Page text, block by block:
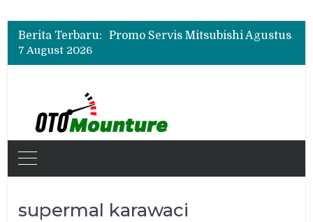
Berita Terbaru:
Bukan Cuma Layar 14,6 Inci, Ini Fitur Pintar Changan Nevo Q05 yang Dibanderol Rp309 Juta
Promo Servis Mitsubishi Agustus 2026, Ada Diskon ESP dan Bodi & Cat Kilau Merdeka
Bukan Cuma Layar 14,6 Inci, Ini Fitur Pintar Changan Nevo Q05 yang Dibanderol Rp309 Juta
7 August 2026
supermal karawaci